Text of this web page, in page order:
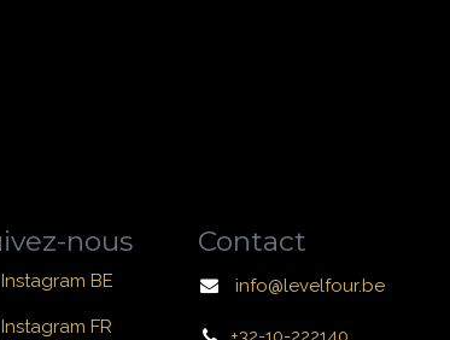
nous
Instagram BE
Instagram FR
Contact
info@levelfour.be